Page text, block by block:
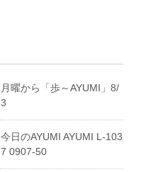
月曜から「歩～AYUMI」8/
3
今日のAYUMI AYUMI L-103
7 0907-50